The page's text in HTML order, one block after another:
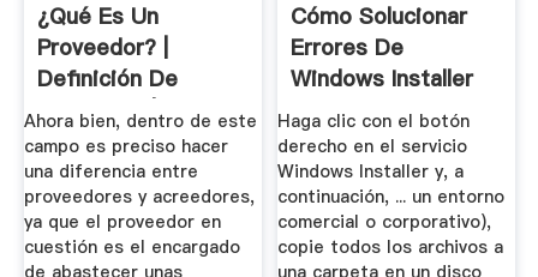
¿Qué Es Un
Proveedor? |
Definición De
Proveedor |
Concepto ...
Ahora bien, dentro de este
campo es preciso hacer
una diferencia entre
proveedores y acreedores,
ya que el proveedor en
cuestión es el encargado
de abastecer unas
Cómo Solucionar
Errores De
Windows Installer
Haga clic con el botón
derecho en el servicio
Windows Installer y, a
continuación, ... un entorno
comercial o corporativo),
copie todos los archivos a
una carpeta en un disco